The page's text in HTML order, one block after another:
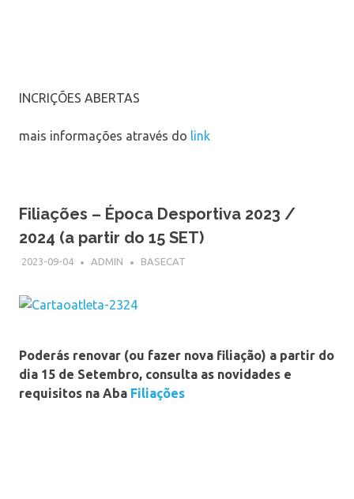
INCRIÇÕES ABERTAS
mais informações através do link
Filiações – Época Desportiva 2023 /
2024 (a partir do 15 SET)
2023-09-04 ADMIN BASECAT
Poderás renovar (ou fazer nova filiação) a partir do
dia 15 de Setembro, consulta as novidades e
requisitos na Aba Filiações